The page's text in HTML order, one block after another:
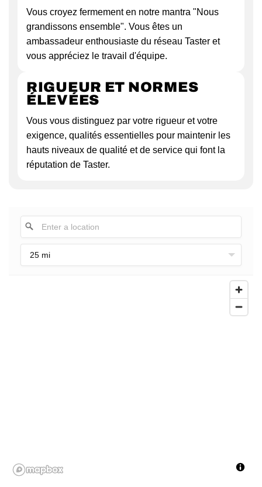
Vous croyez fermement en notre mantra "Nous
grandissons ensemble". Vous êtes un
ambassadeur enthousiaste du réseau Taster et
vous appréciez le travail d'équipe.
RIGUEUR ET NORMES
ÉLEVÉES
Vous vous distinguez par votre rigueur et votre
exigence, qualités essentielles pour maintenir les
hauts niveaux de qualité et de service qui font la
réputation de Taster.
25 mi